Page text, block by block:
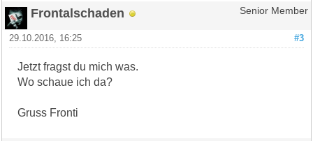
Frontalschaden Senior Member
#3
29.10.2016, 16:25
Jetzt fragst du mich was.
Wo schaue ich da?
Gruss Fronti